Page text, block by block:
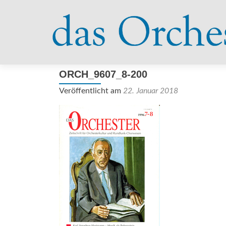
ORCH_9607_8-200
Veröffentlicht am 22. Januar 2018